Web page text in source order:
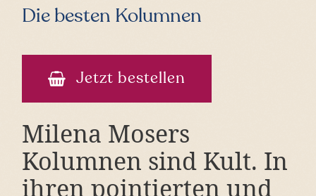
Die besten Kolumnen
Jetzt bestellen
Milena Mosers
Kolumnen sind Kult. In
ihren pointierten und